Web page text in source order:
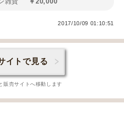
2017/10/09 01:10:51
イトで見る
販売サイトへ移動します